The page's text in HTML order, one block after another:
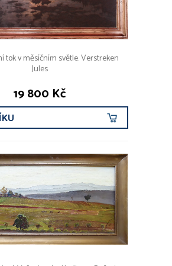
tok v měsíčním světle. Verstreken
Jules
19 800 Kč